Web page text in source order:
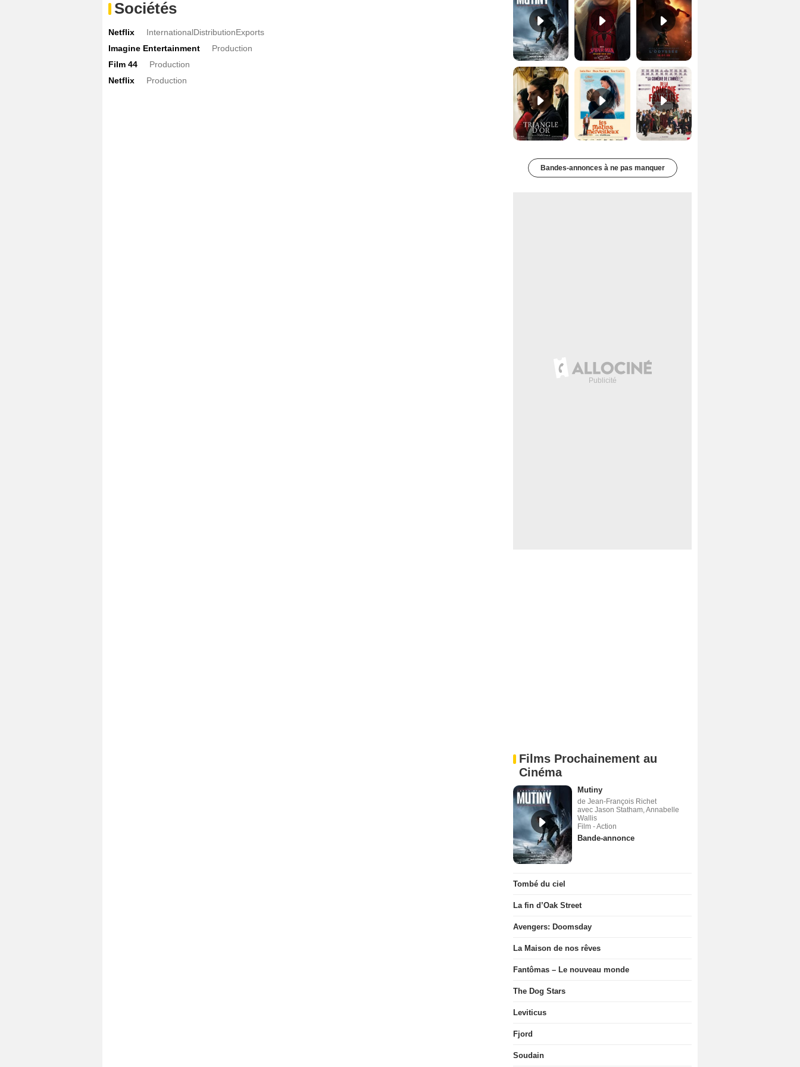
Sociétés
Netflix
InternationalDistributionExports
Imagine Entertainment
Production
Film 44
Production
Netflix
Production
Le Triangle d'or Bande-annonce VF De la Comédie-Française Teaser VF
Bandes-annonces à ne pas manquer
Films Prochainement au
Cinéma
Mutiny
de Jean-François Richet
avec Jason Statham, Annabelle
Wallis
Film - Action
Bande-annonce
Tombé du ciel
La fin d’Oak Street
Avengers: Doomsday
La Maison de nos rêves
Fantômas – Le nouveau monde
The Dog Stars
Leviticus
Fjord
Soudain